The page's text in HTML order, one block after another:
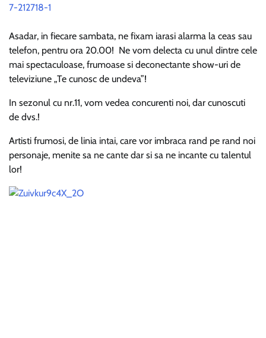
Asadar, in fiecare sambata, ne fixam iarasi alarma la ceas sau
telefon, pentru ora 20.00! Ne vom delecta cu unul dintre cele
mai spectaculoase, frumoase si deconectante show-uri de
televiziune „Te cunosc de undeva”!
In sezonul cu nr.11, vom vedea concurenti noi, dar cunoscuti
de dvs.!
Artisti frumosi, de linia intai, care vor imbraca rand pe rand noi
personaje, menite sa ne cante dar si sa ne incante cu talentul
lor!